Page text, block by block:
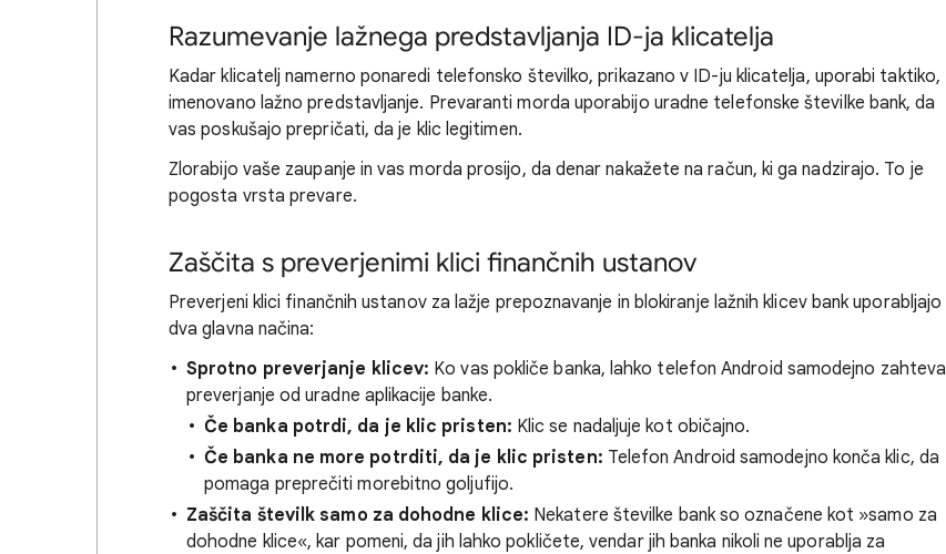
Razumevanje lažnega predstavljanja ID-ja klicatelja
Kadar klicatelj namerno ponaredi telefonsko številko, prikazano v ID-ju klicatelja, uporabi taktiko,
imenovano lažno predstavljanje. Prevaranti morda uporabijo uradne telefonske številke bank, da
vas poskušajo prepričati, da je klic legitimen.
Zlorabijo vaše zaupanje in vas morda prosijo, da denar nakažete na račun, ki ga nadzirajo. To je
pogosta vrsta prevare.
Zaščita s preverjenimi klici finančnih ustanov
Preverjeni klici finančnih ustanov za lažje prepoznavanje in blokiranje lažnih klicev bank uporabljajo
dva glavna načina:
Sprotno preverjanje klicev: Ko vas pokliče banka, lahko telefon Android samodejno zahteva
preverjanje od uradne aplikacije banke.
Če banka potrdi, da je klic pristen: Klic se nadaljuje kot običajno.
Če banka ne more potrditi, da je klic pristen: Telefon Android samodejno konča klic, da
pomaga preprečiti morebitno goljufijo.
Zaščita številk samo za dohodne klice: Nekatere številke bank so označene kot »samo za
dohodne klice«, kar pomeni, da jih lahko pokličete, vendar jih banka nikoli ne uporablja za